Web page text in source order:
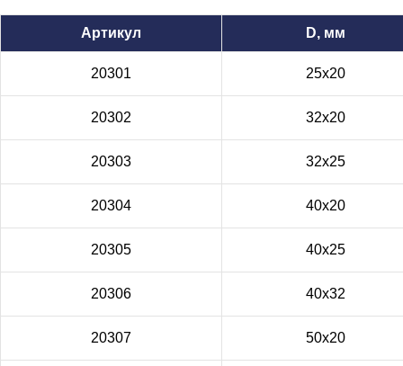
Артикул D, мм
20301 25x20
20302 32x20
20303 32x25
20304 40x20
20305 40x25
20306 40x32
20307 50x20